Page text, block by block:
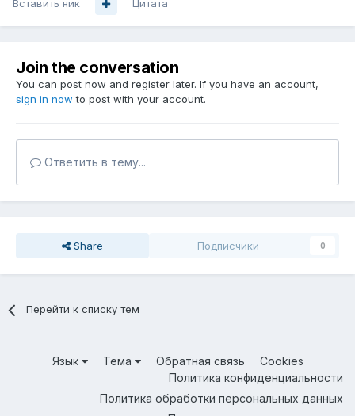
Вставить ник Цитата
Join the conversation
You can post now and register later. If you have an account,
sign in now to post with your account.
Ответить в тему...
Share Подписчики 0
Перейти к списку тем
Язык Тема Обратная связь
Cookies
Политика конфиденциальности
Политика обработки персональных данных